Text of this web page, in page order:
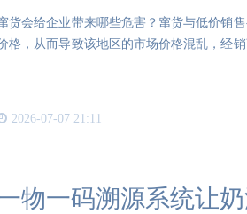
货会给企业带来哪些危害？窜货与低价销
格，从而导致该地区的市场价格混乱，经
2026-07-07 21:11
物一码溯源系统让